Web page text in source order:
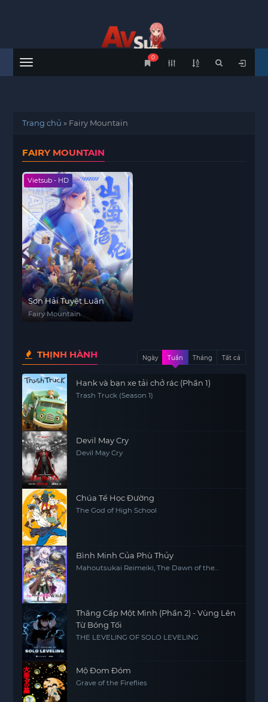
Menu
0
Trang chủ » Fairy Mountain
FAIRY MOUNTAIN
Vietsub - HD
Sơn Hải Tuyệt Luân
Fairy Mountain
THỊNH HÀNH Ngày Tuần Tháng Tất cả
Hank và bạn xe tải chở rác (Phần 1)
Trash Truck (Season 1)
Devil May Cry
Devil May Cry
Chúa Tể Học Đường
The God of High School
Bình Minh Của Phù Thủy
Mahoutsukai Reimeiki, The Dawn of the
Thăng Cấp Một Mình (Phần 2) - Vùng Lên
Từ Bóng Tối
THE LEVELING OF SOLO LEVELING
Mộ Đom Đóm
Grave of the Fireflies